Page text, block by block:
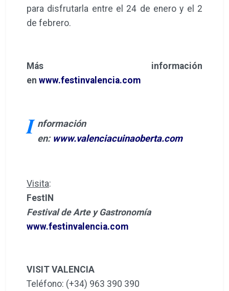
para disfrutarla entre el 24 de enero y el 2
de febrero.
Más información
en www.festinvalencia.com
I nformación
en: www.valenciacuinaoberta.com
Visita:
FestIN
Festival de Arte y Gastronomía
www.festinvalencia.com
VISIT VALENCIA
Teléfono: (+34) 963 390 390